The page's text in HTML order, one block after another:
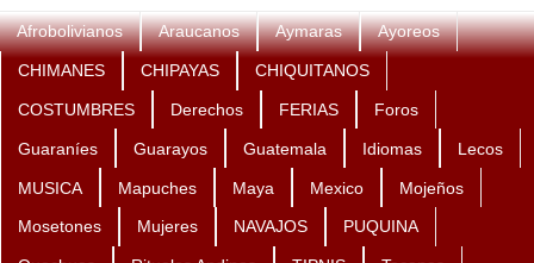
Afrobolivianos Araucanos Aymaras Ayoreos
CHIMANES CHIPAYAS CHIQUITANOS
COSTUMBRES Derechos FERIAS Foros
Guaraníes Guarayos Guatemala Idiomas Lecos
MUSICA Mapuches Maya Mexico Mojeños
Mosetones Mujeres NAVAJOS PUQUINA